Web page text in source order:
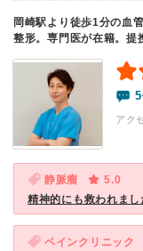
岡崎駅より徒歩1分の血
整形。専門医が在籍。提
アク
静脈瘤
5.0
精神的にも救われまし
ペインクリニック